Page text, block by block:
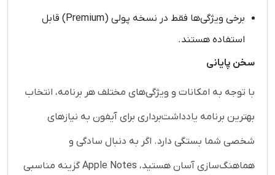
برخی ویژگی‌ها فقط در نسخه پولی (Premium) قابل
استفاده هستند.
سخن پایانی
با توجه به امکانات و ویژگی‌های مختلف هر برنامه، انتخاب
بهترین برنامه یادداشت‌برداری برای آیفون به نیازهای
شخصی شما بستگی دارد. اگر به دنبال سادگی و
هماهنگ‌سازی آسان هستید، Apple Notes گزینه مناسبی